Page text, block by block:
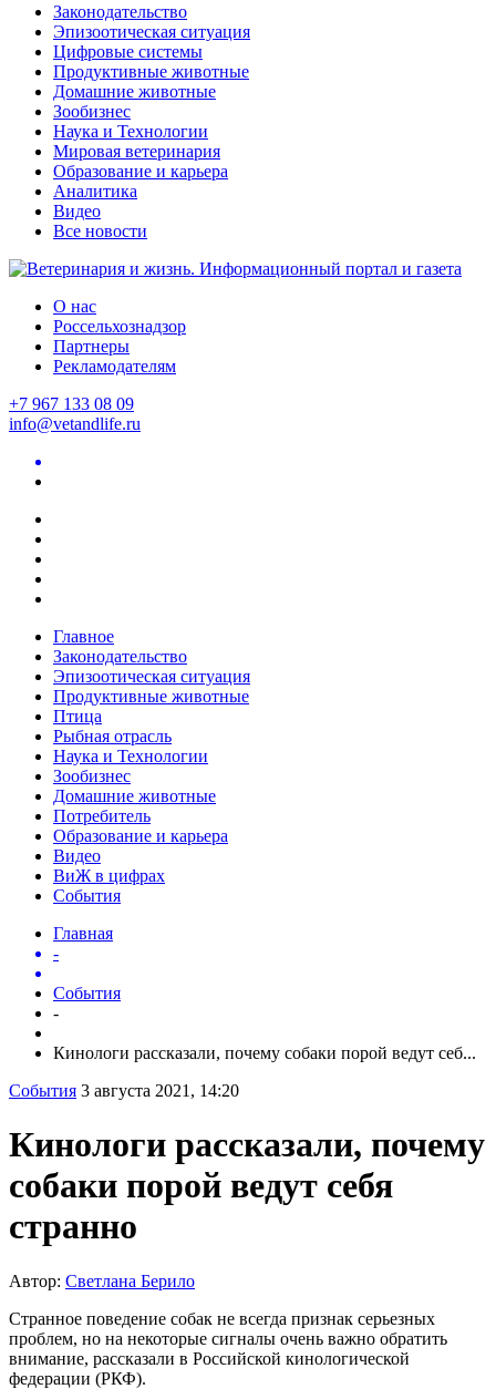
Законодательство
Эпизоотическая ситуация
Цифровые системы
Продуктивные животные
Домашние животные
Зообизнес
Наука и Технологии
Мировая ветеринария
Образование и карьера
Аналитика
Видео
Все новости
О нас
Россельхознадзор
Партнеры
Рекламодателям
+7 967 133 08 09
info@vetandlife.ru
Главное
Законодательство
Эпизоотическая ситуация
Продуктивные животные
Птица
Рыбная отрасль
Наука и Технологии
Зообизнес
Домашние животные
Потребитель
Образование и карьера
Видео
ВиЖ в цифрах
События
Главная
-
События
-
Кинологи рассказали, почему собаки порой ведут себ...
События 3 августа 2021, 14:20
Кинологи рассказали, почему
собаки порой ведут себя
странно
Автор: Светлана Берило
Странное поведение собак не всегда признак серьезных
проблем, но на некоторые сигналы очень важно обратить
внимание, рассказали в Российской кинологической
федерации (РКФ).